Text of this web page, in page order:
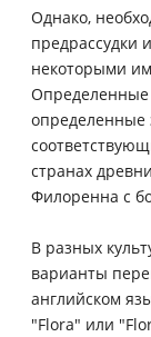
Однако,
предрассудки
некоторыми
Определенные
определенные
странах
Филоренна с
В разных
варианты
английском
"Flora" или